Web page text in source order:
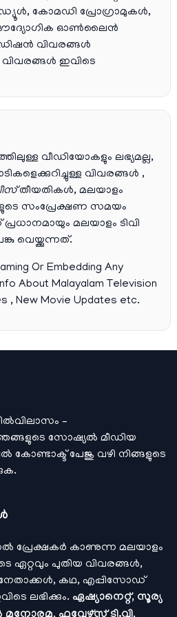
കോമഡി പ്രോഗ്രാമുകൾ,
ഔദ്യോഗിക ഓൺലൈൻ
വിവരങ്ങൾ
വിവരങ്ങൾ ഇവിടെ
വീഡിയോകളും ലഭ്യമല്ല,
വിവരങ്ങള്‍ ,
തീയതികള്‍, മലയാളം
സംപ്രേക്ഷണ സമയം
മലയാളം ടിവി
വെയ്ക്കുന്നത്.
Or Embedding Any
About Malayalam Television
, New Movie Updates etc.
–
ഞങ്ങളുടെ സോഷ്യല്‍ മീഡിയ
കോണ്ടാക്ട്പേജു വഴി നിങ്ങളുടെ
പ്രേക്ഷകർ കാണുന്ന മലയാളം
ഏറ്റവും പുതിയ വിവരങ്ങൾ,
കഥ, എപ്പിസോഡ്
ലഭിക്കും. ഏഷ്യാനെറ്റ്, സൂര്യ